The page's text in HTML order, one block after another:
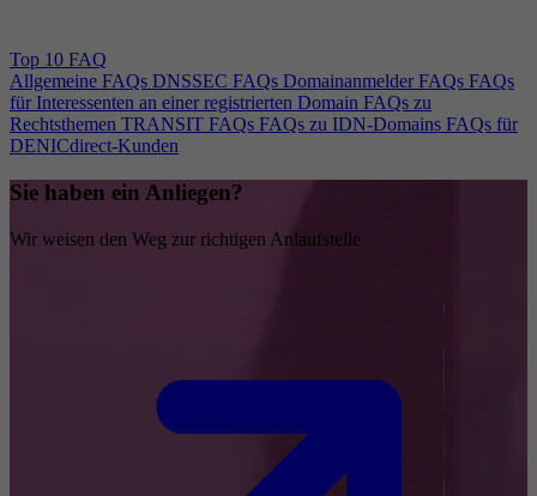
Top 10 FAQ
Allgemeine FAQs DNSSEC FAQs Domainanmelder FAQs FAQs
für Interessenten an einer registrierten Domain FAQs zu
Rechtsthemen TRANSIT FAQs FAQs zu IDN-Domains FAQs für
DENICdirect-Kunden
Sie haben ein Anliegen?
Wir weisen den Weg zur richtigen Anlaufstelle